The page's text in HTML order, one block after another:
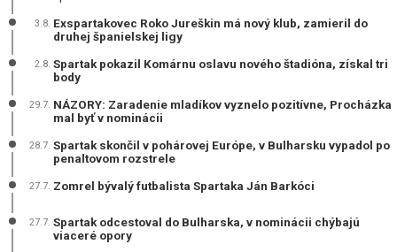
3.8. Exspartakovec Roko Jureškin má nový klub, zamieril do
druhej španielskej ligy
2.8. Spartak pokazil Komárnu oslavu nového štadióna, získal tri
body
29.7. NÁZORY: Zaradenie mladíkov vyznelo pozitívne, Procházka
mal byť v nominácii
28.7. Spartak skončil v pohárovej Európe, v Bulharsku vypadol po
penaltovom rozstrele
27.7. Zomrel bývalý futbalista Spartaka Ján Barkóci
27.7. Spartak odcestoval do Bulharska, v nominácii chýbajú
viaceré opory